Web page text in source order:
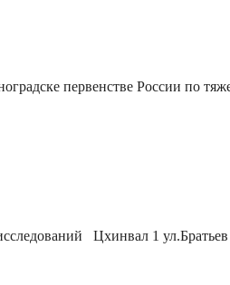
первенстве России по
Цхинвал 1